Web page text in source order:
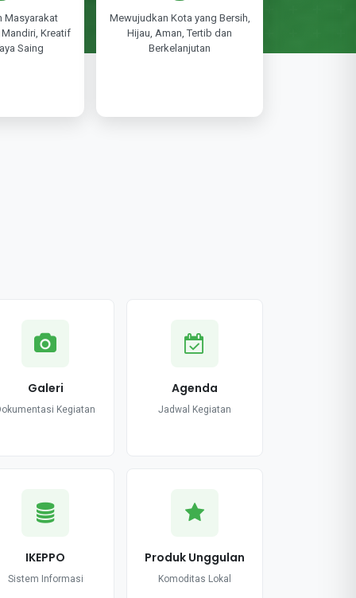
Masyarakat
Kreatif
Saing
Mewujudkan Kota yang Bersih,
Hijau, Aman, Tertib dan
Berkelanjutan
Galeri
Kegiatan
Agenda
Jadwal Kegiatan
IKEPPO
Sistem Informasi
Produk Unggulan
Komoditas Lokal